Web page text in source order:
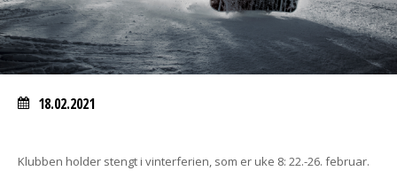
18.02.2021
Klubben holder stengt i vinterferien, som er uke 8: 22.-26. februar.